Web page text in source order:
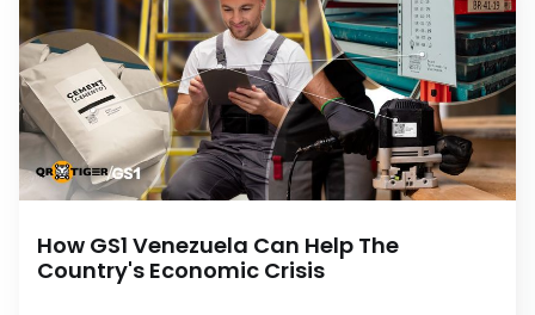
How GS1 Venezuela Can Help The
Country's Economic Crisis